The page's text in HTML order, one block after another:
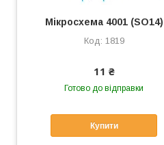
Мікросхема 4001 (SO14)
1819
11 ₴
Готово до відправки
Купити